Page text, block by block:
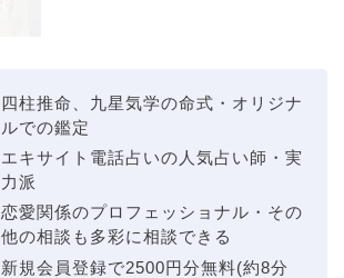
四柱推命、九星気学の命式・オリジナ
ルでの鑑定
エキサイト電話占いの人気占い師・実
力派
恋愛関係のプロフェッショナル・その
他の相談も多彩に相談できる
新規会員登録で2500円分無料(約8分